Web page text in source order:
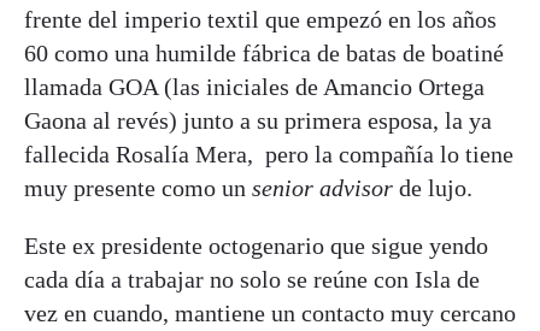
frente del imperio textil que empezó en los años
60 como una humilde fábrica de batas de boatiné
llamada GOA (las iniciales de Amancio Ortega
Gaona al revés) junto a su primera esposa, la ya
fallecida Rosalía Mera, pero la compañía lo tiene
muy presente como un senior advisor de lujo.
Este ex presidente octogenario que sigue yendo
cada día a trabajar no solo se reúne con Isla de
vez en cuando, mantiene un contacto muy cercano